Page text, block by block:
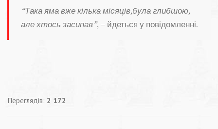
“Така яма вже кілька місяців,була глибшою,
але хтось засипав”, – йдеться у повідомленні.
Переглядів: 2 172